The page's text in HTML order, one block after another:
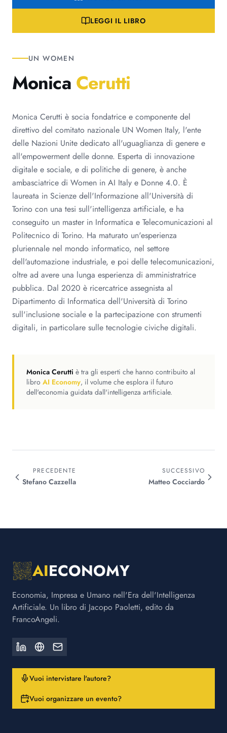
LEGGI IL LIBRO
UN WOMEN
Monica Cerutti
Monica Cerutti è socia fondatrice e componente del
direttivo del comitato nazionale UN Women Italy, l'ente
delle Nazioni Unite dedicato all'uguaglianza di genere e
all'empowerment delle donne. Esperta di innovazione
digitale e sociale, e di politiche di genere, è anche
ambasciatrice di Women in AI Italy e Donne 4.0. È
laureata in Scienze dell'Informazione all'Università di
Torino con una tesi sull'intelligenza artificiale, e ha
conseguito un master in Informatica e Telecomunicazioni al
Politecnico di Torino. Ha maturato un'esperienza
pluriennale nel mondo informatico, nel settore
dell'automazione industriale, e poi delle telecomunicazioni,
oltre ad avere una lunga esperienza di amministratrice
pubblica. Dal 2020 è ricercatrice assegnista al
Dipartimento di Informatica dell'Università di Torino
sull'inclusione sociale e la partecipazione con strumenti
digitali, in particolare sulle tecnologie civiche digitali.
Monica Cerutti è tra gli esperti che hanno contribuito al
libro AI Economy, il volume che esplora il futuro
dell'economia guidata dall'intelligenza artificiale.
PRECEDENTE
Stefano Cazzella
SUCCESSIVO
Matteo Cocciardo
AIECONOMY
Economia, Impresa e Umano nell'Era dell'Intelligenza
Artificiale. Un libro di Jacopo Paoletti, edito da
FrancoAngeli.
Vuoi intervistare l'autore?
Vuoi organizzare un evento?